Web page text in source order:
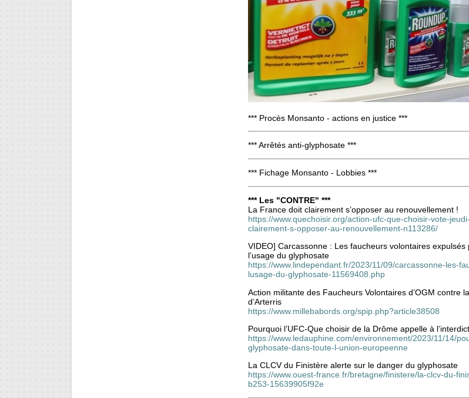
*** Procès Monsanto - actions en justice ***
*** Arrêtés anti-glyphosate ***
*** Fichage Monsanto - Lobbies ***
*** Les "CONTRE" ***
La France doit clairement s’opposer au renouvellement !
https://www.quechoisir.org/action-ufc-que-choisir-vote-
clairement-s-opposer-au-renouvellement-n113286/
VIDEO] Carcassonne : Les faucheurs volontaires
l’usage du glyphosate
https://www.lindependant.fr/2023/11/09/carcassonne-les-
lusage-du-glyphosate-11569408.php
Action militante des Faucheurs Volontaires d’OGM
d’Arterris
https://www.millebabords.org/spip.php?article38508
Pourquoi l’UFC-Que choisir de la Drôme appelle à
https://www.ledauphine.com/environnement/2023/11/14/
glyphosate-dans-toute-l-union-europeenne
La CLCV du Finistère alerte sur le danger du glyphosate
https://www.ouest-france.fr/bretagne/finistere/la-clcv-du-
b253-15639905f92e